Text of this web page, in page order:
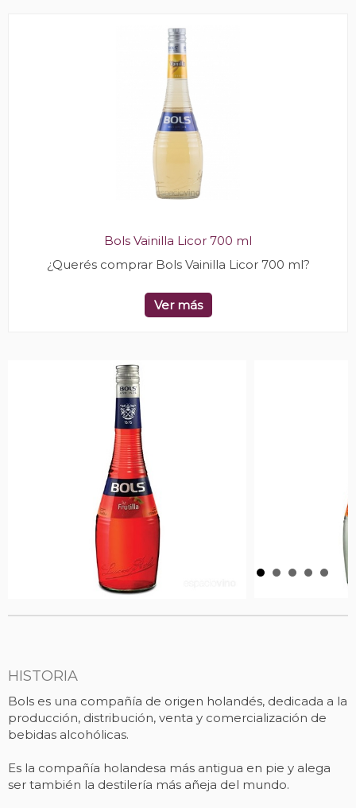
Bols Vainilla Licor 700 ml
¿Querés comprar Bols Vainilla Licor 700 ml?
Ver más
HISTORIA
Bols es una compañía de origen holandés, dedicada a la
producción, distribución, venta y comercialización de
bebidas alcohólicas.
Es la compañía holandesa más antigua en pie y alega
ser también la destilería más añeja del mundo.